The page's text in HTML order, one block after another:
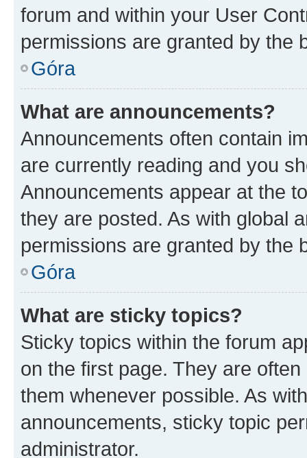
forum and within your User
permissions are granted by the
Góra
What are announcements?
Announcements often contain
are currently reading and you
Announcements appear at the
they are posted. As with global
permissions are granted by the
Góra
What are sticky topics?
Sticky topics within the forum
on the first page. They are
them whenever possible. As
announcements, sticky topic
administrator.